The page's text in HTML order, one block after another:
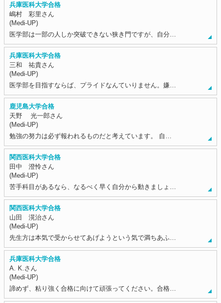
兵庫医科大学合格
嶋村 彩里さん
(Medi-UP)
医学部は一部の人しか突破できない狭き門ですが、自分…
兵庫医科大学合格
三和 祐貴さん
(Medi-UP)
医学部を目指すならば、プライドなんていりません。嫌…
鹿児島大学合格
天野 光一郎さん
(Medi-UP)
勉強の努力は必ず報われるものだと考えています。 自…
関西医科大学合格
田中 澄怜さん
(Medi-UP)
苦手科目があるなら、なるべく早く自分から動きましょ…
関西医科大学合格
山田 滉治さん
(Medi-UP)
先生方は本気で受からせてあげようという気で満ちあふ…
兵庫医科大学合格
A. K.さん
(Medi-UP)
諦めず、粘り強く合格に向けて頑張ってください。合格…